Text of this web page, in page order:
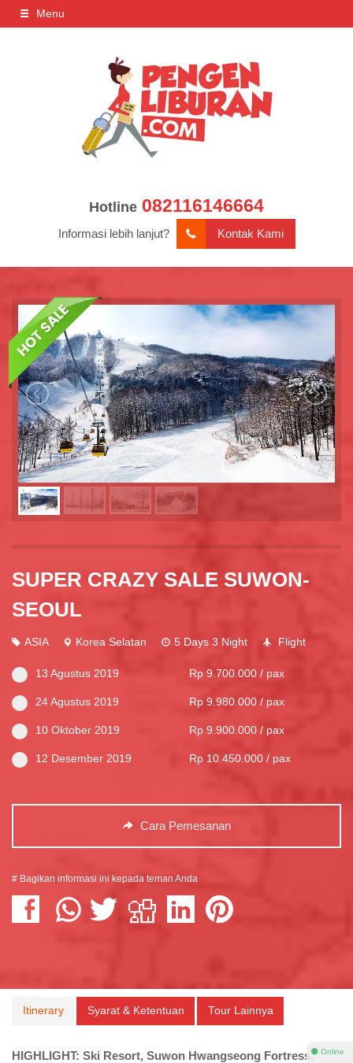
Menu
Hotline 082116146664
Informasi lebih lanjut? Kontak Kami
SUPER CRAZY SALE SUWON-
SEOUL
ASIA Korea Selatan 5 Days 3 Night Flight
13 Agustus 2019 Rp 9.700.000 / pax
24 Agustus 2019 Rp 9.980.000 / pax
10 Oktober 2019 Rp 9.900.000 / pax
12 Desember 2019 Rp 10.450.000 / pax
Cara Pemesanan
# Bagikan informasi ini kepada teman Anda
Itinerary Syarat & Ketentuan Tour Lainnya
HIGHLIGHT: Ski Resort, Suwon Hwangseong Fortress,⚫ Online